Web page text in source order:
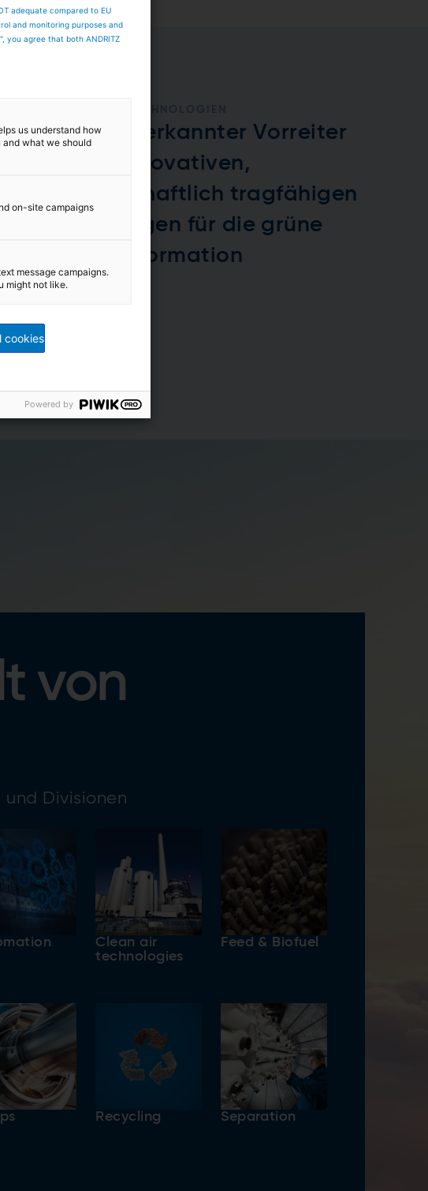
Ein anerkannter Vorreiter
bei innovativen,
wirtschaftlich tragfähigen
Lösungen für die grüne
Transformation
von
Divisionen
Clean air
technologies
Feed & Biofuel
Recycling Separation
adequate compared to EU
and monitoring purposes and
you agree that both ANDRITZ
us understand how
and what we should
on-site campaigns
message campaigns.
might not like.
cookies
Powered by